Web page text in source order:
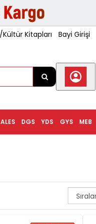
Kitapları Bayi Girişi
MEB
GYS
YDS
DGS
ALES